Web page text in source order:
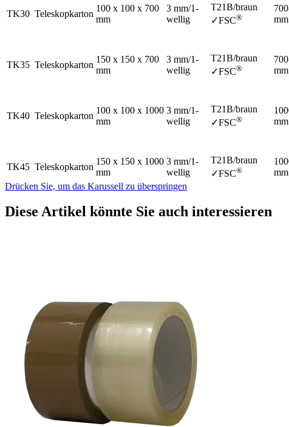
TK30 Teleskopkarton
100 x 100 x 700
mm
3 mm/1-
wellig
T21B/braun
✓FSC®
mm
TK35 Teleskopkarton
150 x 150 x 700
mm
3 mm/1-
wellig
T21B/braun
✓FSC®
mm
TK40 Teleskopkarton
100 x 100 x 1000
mm
3 mm/1-
wellig
T21B/braun
✓FSC®
mm
TK45 Teleskopkarton
150 x 150 x 1000
mm
3 mm/1-
wellig
T21B/braun
✓FSC®
mm
Drücken Sie, um das Karussell zu überspringen
Diese Artikel könnte Sie auch interessieren